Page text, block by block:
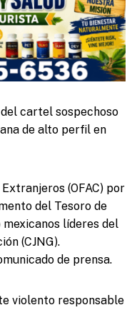
cartel sospechoso
de alto perfil en
(OFAC) por
del Tesoro de
mexicanos líderes del
(CJNG).
de prensa.
violento responsable